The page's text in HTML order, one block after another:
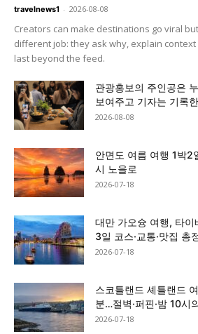
travelnews1 - 2026-08-08
Creators can make destinations go viral
different job: they ask why, explain
last beyond the feed.
관광홍보의 주인공은
보여주고 기자는 기록
2026-08-08
안면도 여름 여행 1박
시 노을로
2026-07-18
대만 가오슝 여행, 타
3일 코스·교통·맛집 총
2026-07-18
스코틀랜드 셰틀랜드
분…절벽·퍼핀·밤 10시
2026-07-18